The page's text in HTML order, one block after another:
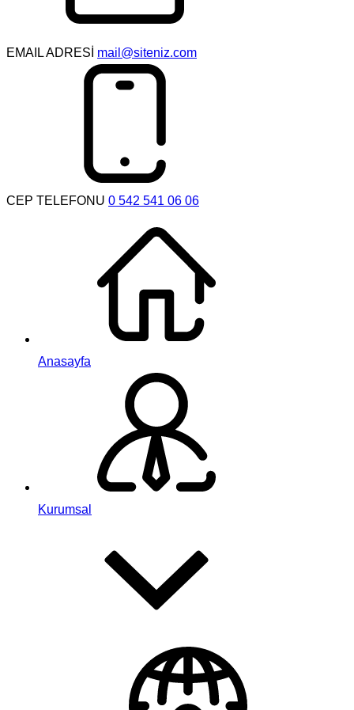
EMAIL ADRESİ mail@siteniz.com
CEP TELEFONU 0 542 541 06 06
Anasayfa
Kurumsal